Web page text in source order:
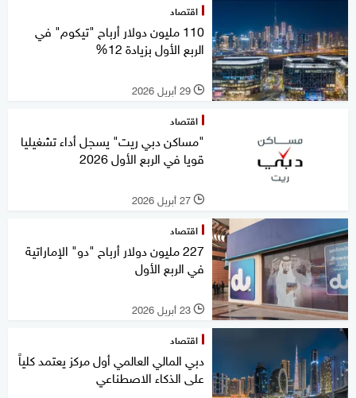
اقتصاد
110 مليون دولار أرباح "تيكوم" في
الربع الأول بزيادة 12%
l 29 أبريل 2026
اقتصاد
"مساكن دبي ريت" يسجل أداء تشغيليا
قويا في الربع الأول 2026
l 27 أبريل 2026
اقتصاد
227 مليون دولار أرباح "دو" الإماراتية
في الربع الأول
l 23 أبريل 2026
اقتصاد
دبي المالي العالمي أول مركز يعتمد كلياً
على الذكاء الاصطناعي